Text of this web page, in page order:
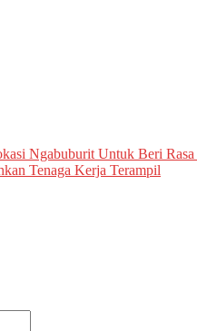
Ngabuburit Untuk Beri Rasa
Tenaga Kerja Terampil